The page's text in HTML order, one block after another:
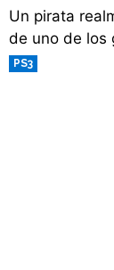
Un pirata
de uno de los
PS3